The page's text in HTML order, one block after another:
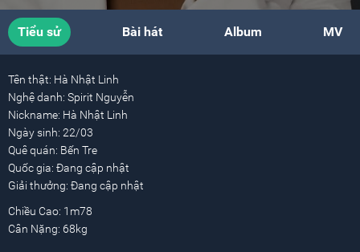
Tiểu sử Bài hát Album MV
Tên thật: Hà Nhật Linh
Nghệ danh: Spirit Nguyễn
Nickname: Hà Nhật Linh
Ngày sinh: 22/03
Quê quán: Bến Tre
Quốc gia: Đang cập nhật
Giải thưởng: Đang cập nhật
Chiều Cao: 1m78
Cân Nặng: 68kg